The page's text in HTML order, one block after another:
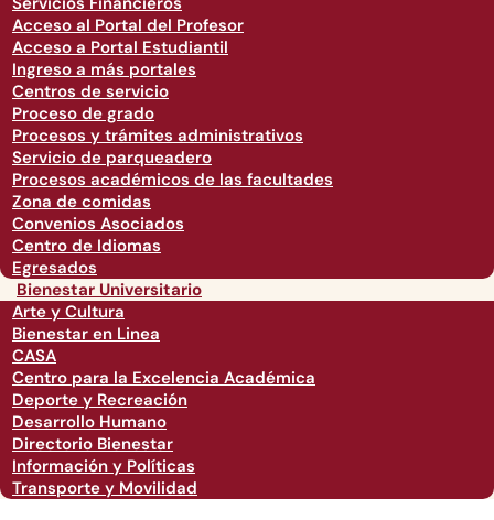
Acceso al Portal del Profesor
Acceso a Portal Estudiantil
Ingreso a más portales
Centros de servicio
Proceso de grado
Procesos y trámites administrativos
Servicio de parqueadero
Procesos académicos de las facultades
Zona de comidas
Convenios Asociados
Centro de Idiomas
Egresados
Bienestar Universitario
Arte y Cultura
Bienestar en Linea
CASA
Centro para la Excelencia Académica
Deporte y Recreación
Desarrollo Humano
Directorio Bienestar
Información y Políticas
Transporte y Movilidad